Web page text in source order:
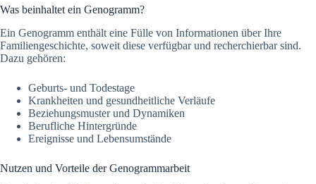
Was beinhaltet ein Genogramm?
Ein Genogramm enthält eine Fülle von Informationen über Ihre
Familiengeschichte, soweit diese verfügbar und recherchierbar sind.
Dazu gehören:
Geburts- und Todestage
Krankheiten und gesundheitliche Verläufe
Beziehungsmuster und Dynamiken
Berufliche Hintergründe
Ereignisse und Lebensumstände
Nutzen und Vorteile der Genogrammarbeit